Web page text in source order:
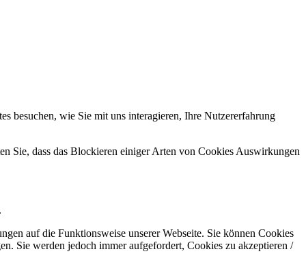
besuchen, wie Sie mit uns interagieren, Ihre Nutzererfahrung
Sie, dass das Blockieren einiger Arten von Cookies Auswirkungen
auf die Funktionsweise unserer Webseite. Sie können Cookies
Sie werden jedoch immer aufgefordert, Cookies zu akzeptieren /